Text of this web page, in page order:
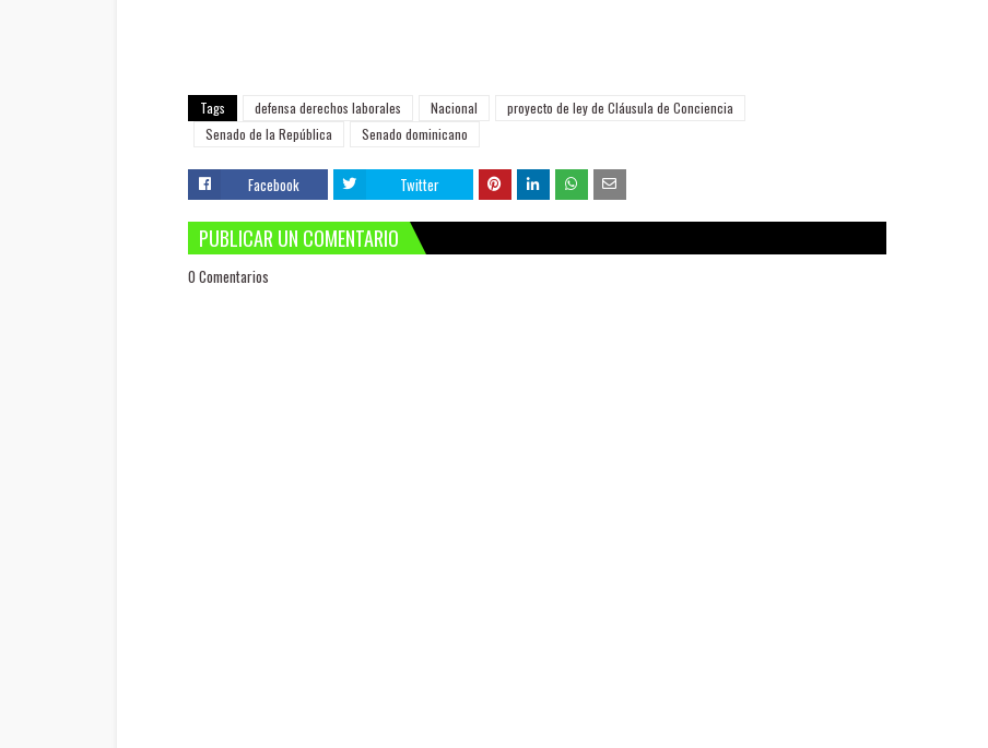
Tags defensa derechos laborales Nacional
proyecto de ley de Cláusula de Conciencia
Senado de la República
Senado dominicano
Facebook Twitter
PUBLICAR UN COMENTARIO
0 Comentarios